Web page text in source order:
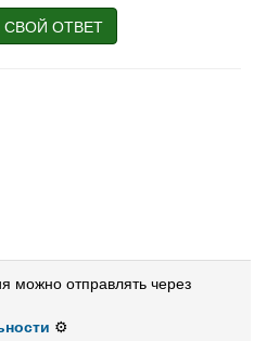
СВОЙ ОТВЕТ
можно отправлять через
⚙️